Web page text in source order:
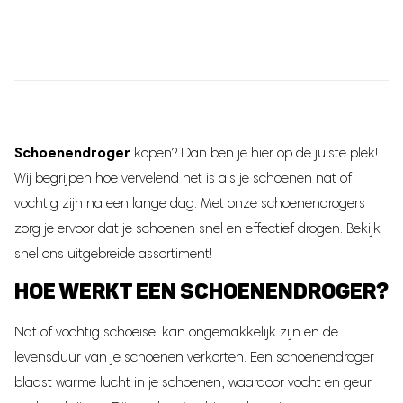
Schoenendroger kopen? Dan ben je hier op de juiste plek!
Wij begrijpen hoe vervelend het is als je schoenen nat of
vochtig zijn na een lange dag. Met onze schoenendrogers
zorg je ervoor dat je schoenen snel en effectief drogen. Bekijk
snel ons uitgebreide assortiment!
HOE WERKT EEN SCHOENENDROGER?
Nat of vochtig schoeisel kan ongemakkelijk zijn en de
levensduur van je schoenen verkorten. Een schoenendroger
blaast warme lucht in je schoenen, waardoor vocht en geur